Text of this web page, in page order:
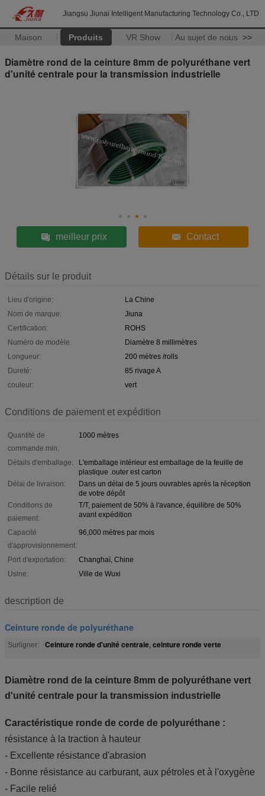
Jiangsu Jiunai Intelligent Manufacturing Technology Co., LTD
Maison Produits VR Show Au sujet de nous >>
Diamètre rond de la ceinture 8mm de polyuréthane vert
d'unité centrale pour la transmission industrielle
meilleur prix Contact
Détails sur le produit
Lieu d'origine:
La Chine
Nom de marque:
Jiuna
Certification:
ROHS
Numéro de modèle:
Diamètre 8 millimètres
Longueur:
200 mètres /rolls
Dureté:
85 rivage A
couleur:
vert
Conditions de paiement et expédition
Quantité de
commande min:
1000 mètres
Détails d'emballage:
L'emballage intérieur est emballage de la feuille de
plastique .outer est carton
Délai de livraison:
Dans un délai de 5 jours ouvrables après la réception
de votre dépôt
Conditions de
paiement:
T/T, paiement de 50% à l'avance, équilibre de 50%
avant expédition
Capacité
d'approvisionnement:
96,000 mètres par mois
Port d'exportation:
Changhaï, Chine
Usine:
Ville de Wuxi
description de
Ceinture ronde de polyuréthane
Surligner: Ceinture ronde d'unité centrale, ceinture ronde verte
Diamètre rond de la ceinture 8mm de polyuréthane vert
d'unité centrale pour la transmission industrielle
Caractéristique ronde de corde de polyuréthane :
résistance à la traction à hauteur
- Excellente résistance d'abrasion
- Bonne résistance au carburant, aux pétroles et à l'oxygène
- Facile relié